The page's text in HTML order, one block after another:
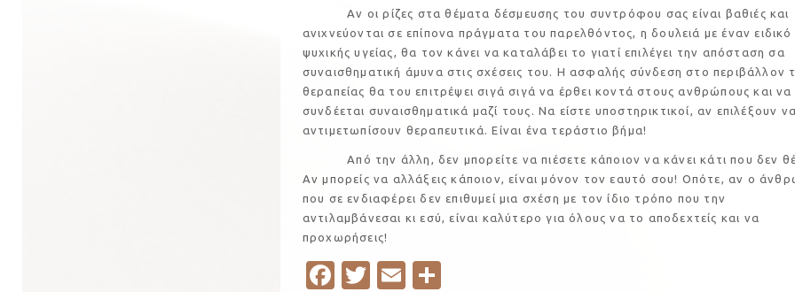
Αν οι ρίζες στα θέματα δέσμευσης του συντρόφου σας είναι βαθιές και
ανιχνεύονται σε επίπονα πράγματα του παρελθόντος, η δουλειά με έναν ειδικό
ψυχικής υγείας, θα τον κάνει να καταλάβει το γιατί επιλέγει την απόσταση σα
συναισθηματική άμυνα στις σχέσεις του. Η ασφαλής σύνδεση στο περιβάλλον
θεραπείας θα του επιτρέψει σιγά σιγά να έρθει κοντά στους ανθρώπους και να
συνδέεται συναισθηματικά μαζί τους. Να είστε υποστηρικτικοί, αν επιλέξουν
αντιμετωπίσουν θεραπευτικά. Είναι ένα τεράστιο βήμα!
Από την άλλη, δεν μπορείτε να πιέσετε κάποιον να κάνει κάτι που δεν
Αν μπορείς να αλλάξεις κάποιον, είναι μόνον τον εαυτό σου! Οπότε, αν ο
που σε ενδιαφέρει δεν επιθυμεί μια σχέση με τον ίδιο τρόπο που την
αντιλαμβάνεσαι κι εσύ, είναι καλύτερο για όλους να το αποδεχτείς και να
προχωρήσεις!
Fa T
E